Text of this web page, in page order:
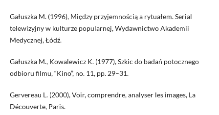
Gałuszka M. (1996), Między przyjemnością a rytuałem. Serial
telewizyjny w kulturze popularnej, Wydawnictwo Akademii
Medycznej, Łódź.
Gałuszka M., Kowalewicz K. (1977), Szkic do badań potocznego
odbioru filmu, “Kino”, no. 11, pp. 29–31.
Gervereau L. (2000), Voir, comprendre, analyser les images, La
Découverte, Paris.